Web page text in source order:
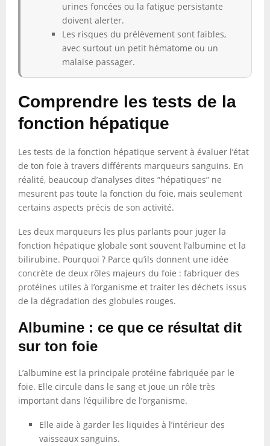
urines foncées ou la fatigue persistante
doivent alerter.
Les risques du prélèvement sont faibles,
avec surtout un petit hématome ou un
malaise passager.
Comprendre les tests de la
fonction hépatique
Les tests de la fonction hépatique servent à évaluer l’état
de ton foie à travers différents marqueurs sanguins. En
réalité, beaucoup d’analyses dites “hépatiques” ne
mesurent pas toute la fonction du foie, mais seulement
certains aspects précis de son activité.
Les deux marqueurs les plus parlants pour juger la
fonction hépatique globale sont souvent l’albumine et la
bilirubine. Pourquoi ? Parce qu’ils donnent une idée
concrète de deux rôles majeurs du foie : fabriquer des
protéines utiles à l’organisme et traiter les déchets issus
de la dégradation des globules rouges.
Albumine : ce que ce résultat dit
sur ton foie
L’albumine est la principale protéine fabriquée par le
foie. Elle circule dans le sang et joue un rôle très
important dans l’équilibre de l’organisme.
Elle aide à garder les liquides à l’intérieur des
vaisseaux sanguins.